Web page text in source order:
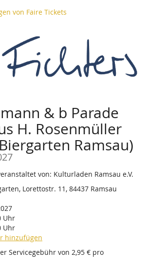
von Faire Tickets
& b Parade
H. Rosenmüller
Ramsau)
von: Kulturladen Ramsau e.V.
Lorettostr. 11, 84437 Ramsau
Uhr
Uhr
hinzufügen
Servicegebühr von 2,95 € pro